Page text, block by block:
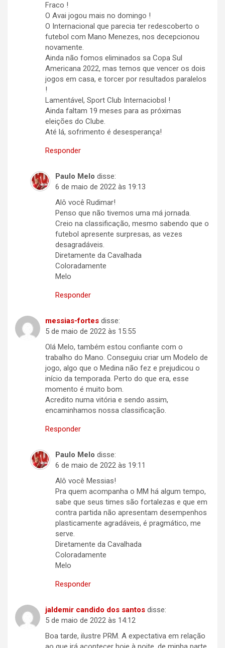
Fraco !
O Avai jogou mais no domingo !
O Internacional que parecia ter redescoberto o
futebol com Mano Menezes, nos decepcionou
novamente.
Ainda não fomos eliminados sa Copa Sul
Americana 2022, mas temos que vencer os dois
jogos em casa, e torcer por resultados paralelos
!
Lamentável, Sport Club Internaciobsl !
Ainda faltam 19 meses para as próximas
eleições do Clube.
Até lá, sofrimento é desesperança!
Responder
Paulo Melo disse:
6 de maio de 2022 às 19:13
Alô você Rudimar!
Penso que não tivemos uma má jornada.
Creio na classificação, mesmo sabendo que o
futebol apresente surpresas, as vezes
desagradáveis.
Diretamente da Cavalhada
Coloradamente
Melo
Responder
messias-fortes disse:
5 de maio de 2022 às 15:55
Olá Melo, também estou confiante com o
trabalho do Mano. Conseguiu criar um Modelo de
jogo, algo que o Medina não fez e prejudicou o
início da temporada. Perto do que era, esse
momento é muito bom.
Acredito numa vitória e sendo assim,
encaminhamos nossa classificação.
Responder
Paulo Melo disse:
6 de maio de 2022 às 19:11
Alô você Messias!
Pra quem acompanha o MM há algum tempo,
sabe que seus times são fortalezas e que em
contra partida não apresentam desempenhos
plasticamente agradáveis, é pragmático, me
serve.
Diretamente da Cavalhada
Coloradamente
Melo
Responder
jaldemir candido dos santos disse:
5 de maio de 2022 às 14:12
Boa tarde, ilustre PRM. A expectativa em relação